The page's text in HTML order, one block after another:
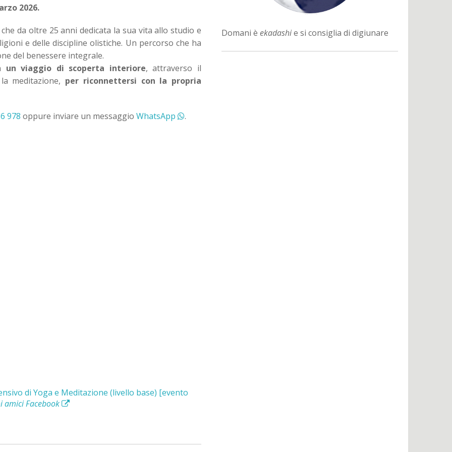
2026.
da oltre 25 anni dedicata la sua vita allo studio e
e delle discipline olistiche. Un percorso che ha
del benessere integrale.
un viaggio di scoperta interiore, attraverso il
meditazione, per riconnettersi con la propria
978 oppure inviare un messaggio WhatsApp .
di Yoga e Meditazione (livello base) [evento
amici Facebook
Domani è ekadashie si consiglia di digiunare